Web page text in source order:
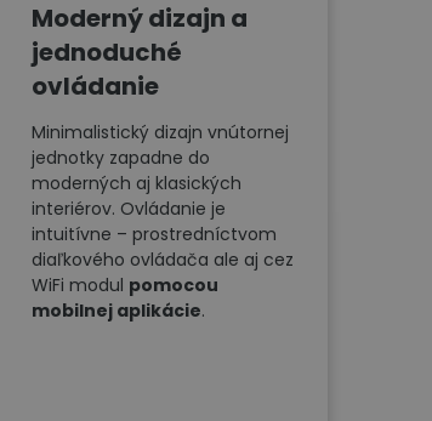
Moderný dizajn a
jednoduché
ovládanie
Minimalistický dizajn vnútornej
jednotky zapadne do
moderných aj klasických
interiérov. Ovládanie je
intuitívne – prostredníctvom
diaľkového ovládača ale aj cez
WiFi modul pomocou
mobilnej aplikácie.